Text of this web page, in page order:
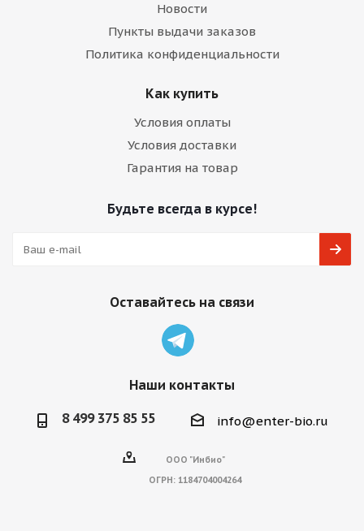
Новости
Пункты выдачи заказов
Политика конфиденциальности
Как купить
Условия оплаты
Условия доставки
Гарантия на товар
Будьте всегда в курсе!
Оставайтесь на связи
Наши контакты
8 499 375 85 55 info@enter-bio.ru
ООО "Инбио"
ОГРН: 1184704004264